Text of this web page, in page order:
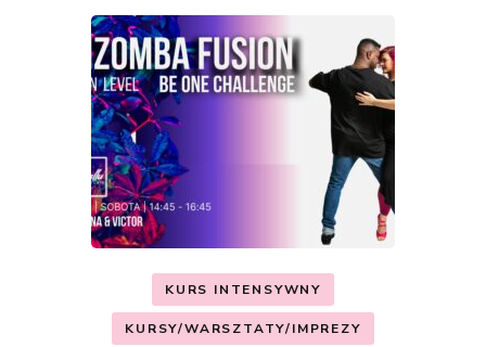
KURS INTENSYWNY
KURSY/WARSZTATY/IMPREZY